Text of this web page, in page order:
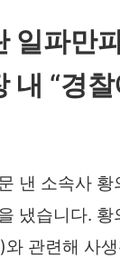
일파만
내 “경
낸 소속사 황
냈습니다. 황
관련해 사